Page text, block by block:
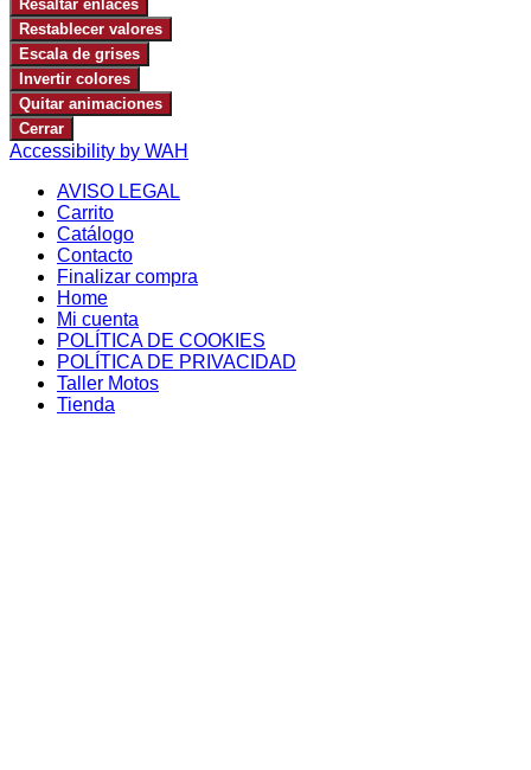
Resaltar enlaces
Restablecer valores
Escala de grises
Invertir colores
Quitar animaciones
Cerrar
Accessibility by WAH
AVISO LEGAL
Carrito
Catálogo
Contacto
Finalizar compra
Home
Mi cuenta
POLÍTICA DE COOKIES
POLÍTICA DE PRIVACIDAD
Taller Motos
Tienda